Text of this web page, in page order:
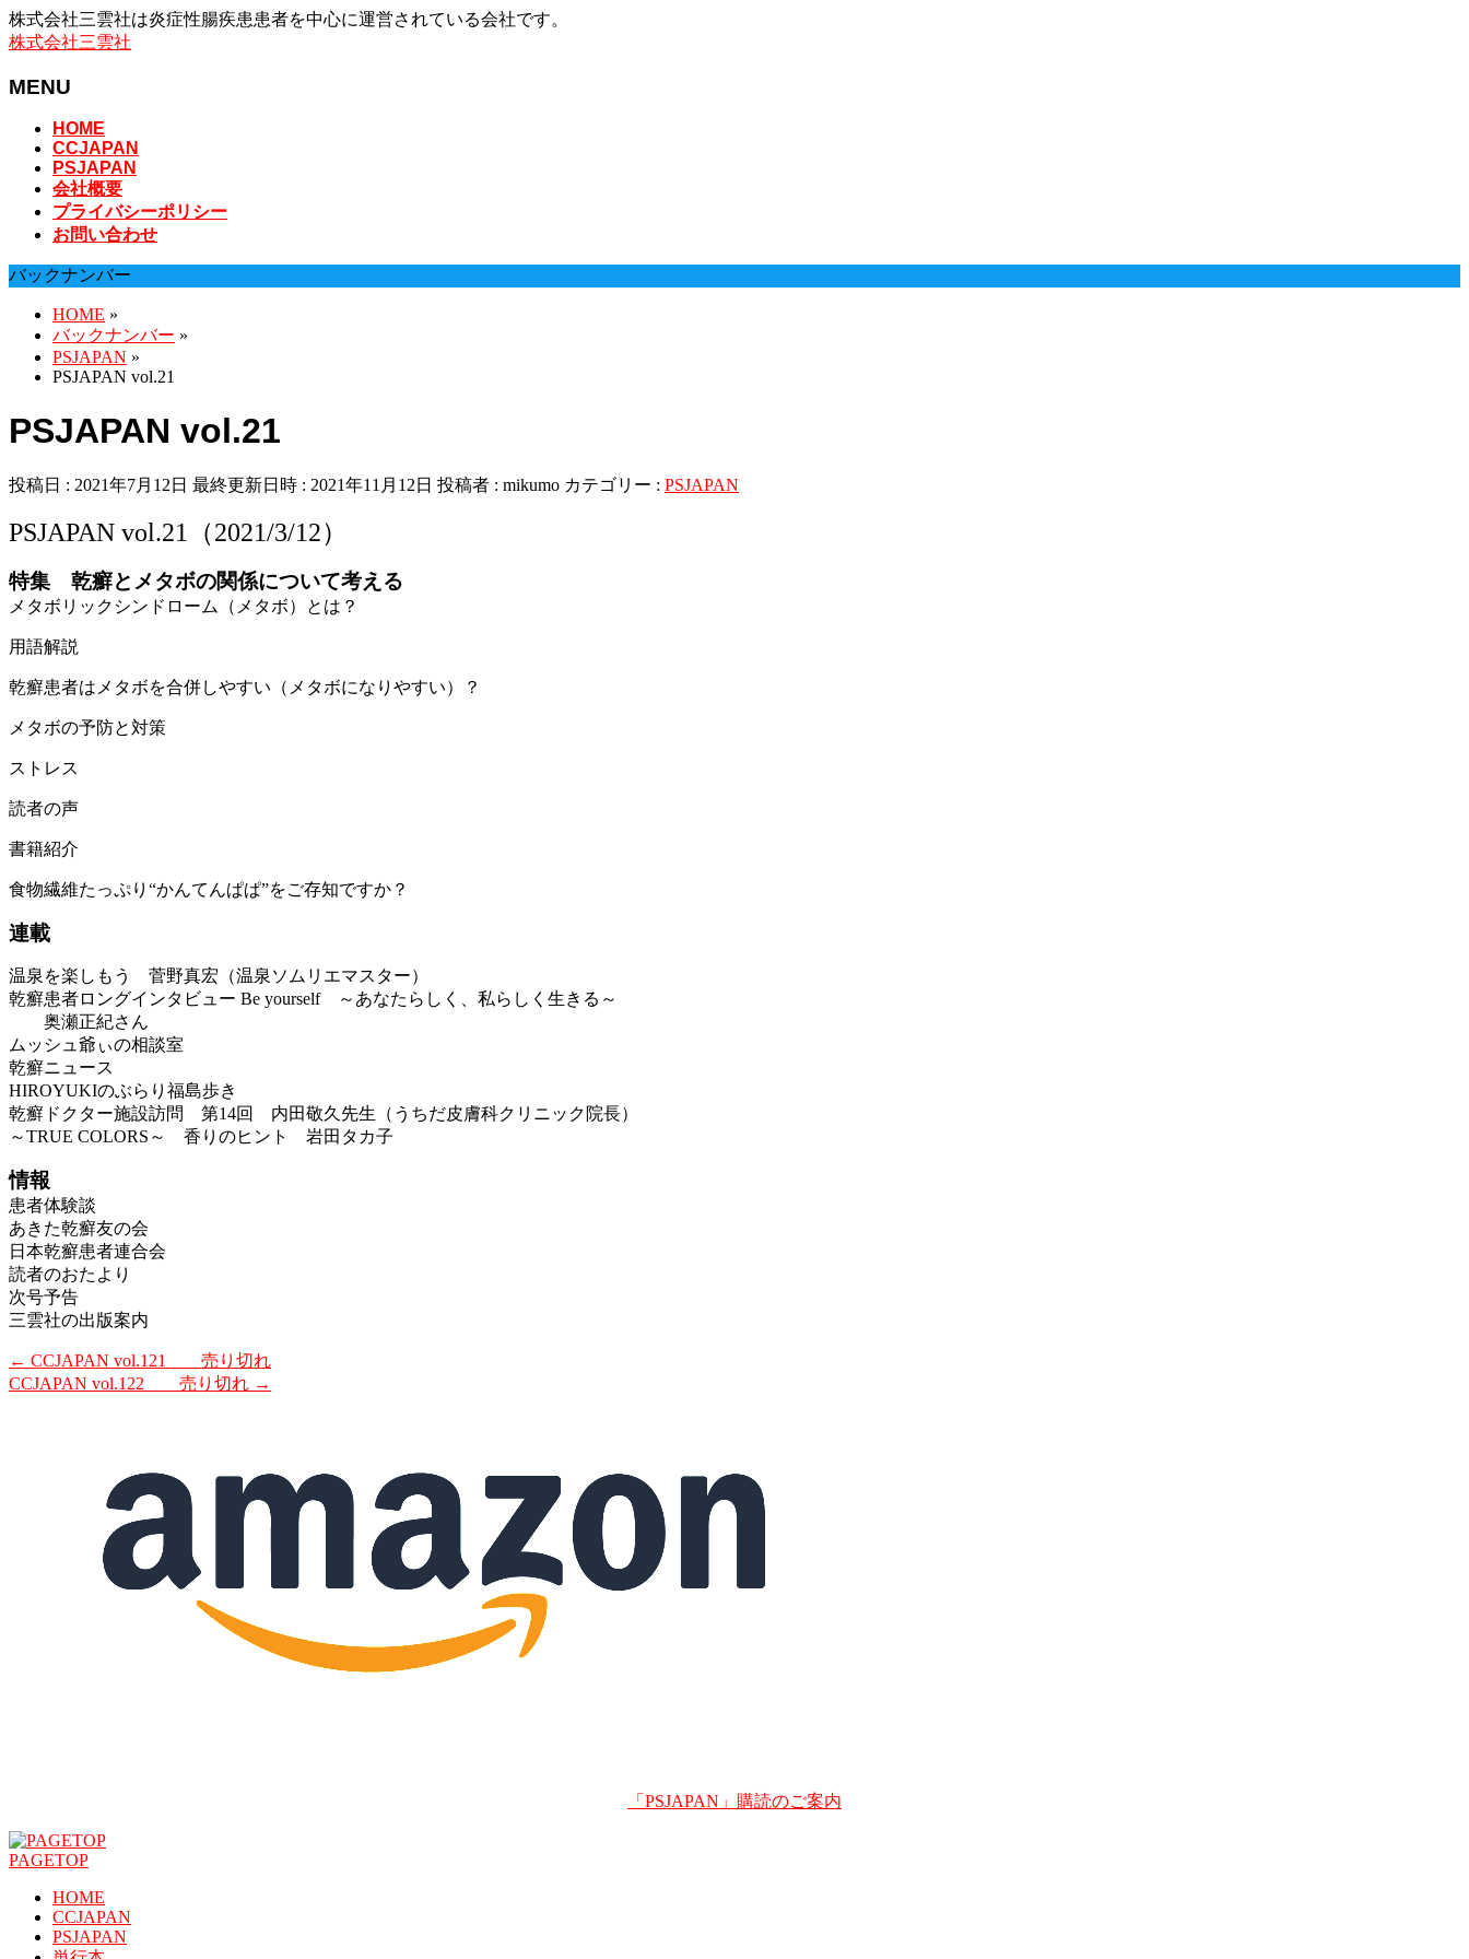
株式会社三雲社は炎症性腸疾患患者を中心に運営されている会社です。
株式会社三雲社
MENU
ば
す
HOME
CCJAPAN
PSJAPAN
会社概要
プライバシーポリシー
お問い合わせ
バックナンバー
HOME »
バックナンバー »
PSJAPAN »
PSJAPAN vol.21
PSJAPAN vol.21
投稿日 : 2021年7月12日 最終更新日時 : 2021年11月12日 投稿者 : mikumo カテゴリー : PSJAPAN
PSJAPAN vol.21（2021/3/12）
特集 乾癬とメタボの関係について考える
メタボリックシンドローム（メタボ）とは？
用語解説
乾癬患者はメタボを合併しやすい（メタボになりやすい）？
メタボの予防と対策
ストレス
読者の声
書籍紹介
食物繊維たっぷり“かんてんぱぱ”をご存知ですか？
連載
温泉を楽しもう 菅野真宏（温泉ソムリエマスター）
乾癬患者ロングインタビュー Be yourself ～あなたらしく、私らしく生きる～
奥瀬正紀さん
ムッシュ爺ぃの相談室
乾癬ニュース
HIROYUKIのぶらり福島歩き
乾癬ドクター施設訪問 第14回 内田敬久先生（うちだ皮膚科クリニック院長）
～TRUE COLORS～ 香りのヒント 岩田タカ子
情報
患者体験談
あきた乾癬友の会
日本乾癬患者連合会
読者のおたより
次号予告
三雲社の出版案内
← CCJAPAN vol.121 売り切れ
CCJAPAN vol.122 売り切れ →
「PSJAPAN」購読のご案内
PAGETOP
HOME
CCJAPAN
PSJAPAN